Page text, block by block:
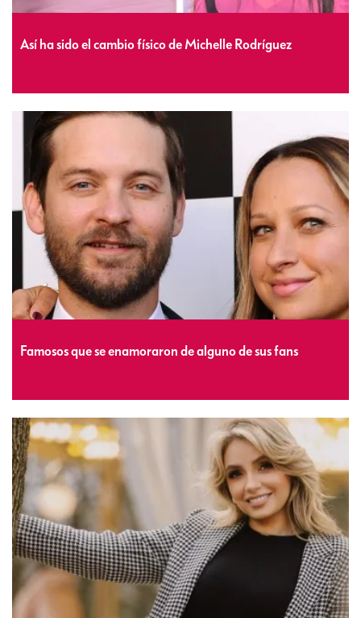
Así ha sido el cambio físico de Michelle Rodríguez
Famosos que se enamoraron de alguno de sus fans